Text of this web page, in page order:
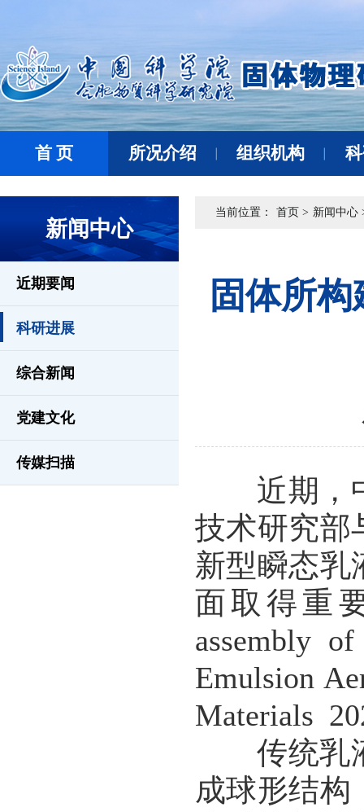
首 页 所况介绍 组织机构
新闻中心
近期要闻
科研进展
综合新闻
党建文化
传媒扫描
当前位置： 首页 > 新闻中心
固体所
近期，中
技术研究部
新型瞬态乳
面取得重
assembly
Emulsion
Materials
传统乳液
成球形结构